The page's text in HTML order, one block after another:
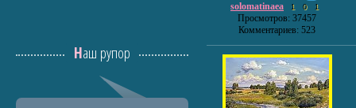
solomatinaea 1 0 1
Просмотров: 37457
Комментариев: 523
Наш рупор